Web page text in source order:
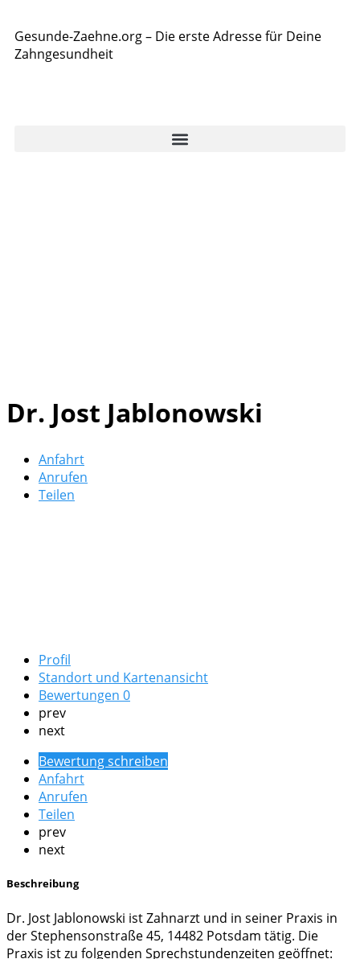
Gesunde-Zaehne.org – Die erste Adresse für Deine
Zahngesundheit
Dr. Jost Jablonowski
Anfahrt
Anrufen
Teilen
Profil
Standort und Kartenansicht
Bewertungen 0
prev
next
Bewertung schreiben
Anfahrt
Anrufen
Teilen
prev
next
Beschreibung
Dr. Jost Jablonowski ist Zahnarzt und in seiner Praxis in
der Stephensonstraße 45, 14482 Potsdam tätig. Die
Praxis ist zu folgenden Sprechstundenzeiten geöffnet: